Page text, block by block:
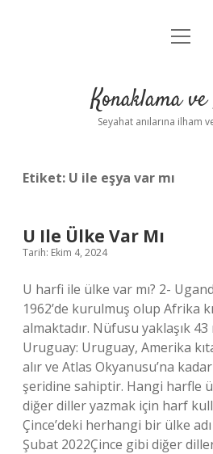
Anasayfa
Yasal
menüyü
Konaklama
Seyahat anılarına ilham
Etiket: U ile eşya var mı
U Ile Ülke Var Mı
Tarih: Ekim 4, 2024
U harfi ile ülke var mı? 2-
1962’de kurulmuş olup Afrika
almaktadır. Nüfusu yaklaşık
Uruguay: Uruguay, Amerika
alır ve Atlas Okyanusu’na
şeridine sahiptir. Hangi harfle
diğer diller yazmak için harf
Çince’deki herhangi bir ülke
Şubat 2022Çince gibi diğer